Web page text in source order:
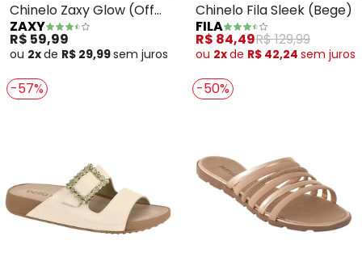
Chinelo Zaxy Glow (Off
White)
ZAXY
R$ 59,99
ou 2xde R$ 29,99sem juros
Chinelo Fila Sleek (Bege)
FILA
R$ 84,49R$ 129,99
ou 2xde R$ 42,24 sem juros
-57% -50%